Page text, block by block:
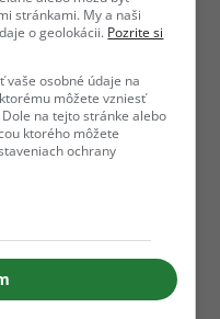
stránkami. My a naši
o geolokácii. Pozrite si
osobné údaje na
môžete vzniesť
na tejto stránke alebo
ktorého môžete
ochrany